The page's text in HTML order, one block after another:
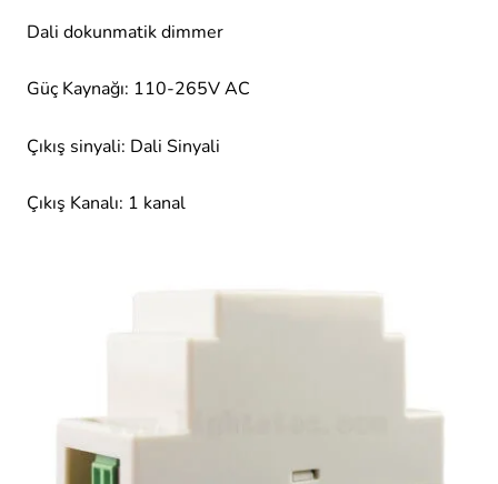
Dali dokunmatik dimmer
Güç Kaynağı: 110-265V AC
Çıkış sinyali: Dali Sinyali
Çıkış Kanalı: 1 kanal